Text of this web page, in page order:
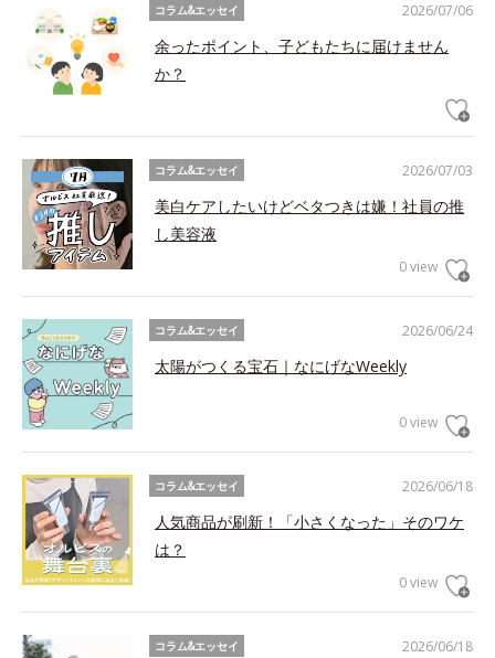
2026/07/06
コラム&エッセイ
余ったポイント、子どもたちに届けません
か？
2026/07/03
コラム&エッセイ
美白ケアしたいけどベタつきは嫌！社員の推
し美容液
0 view
2026/06/24
コラム&エッセイ
太陽がつくる宝石｜なにげなWeekly
0 view
2026/06/18
コラム&エッセイ
人気商品が刷新！「小さくなった」そのワケ
は？
0 view
2026/06/18
コラム&エッセイ